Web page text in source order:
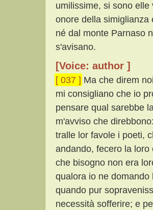
umilissime, si sono
onore della simiglianza
né dal monte Parnaso
s'avisano.
[Voice: author ]
[ 037 ] Ma che direm
mi consigliano che io
pensare qual sarebbe
m'avviso che
tralle lor favole i poeti,
andando, fecero la
che bisogno non era
qualora io ne
quando pur
necessità sofferire; e